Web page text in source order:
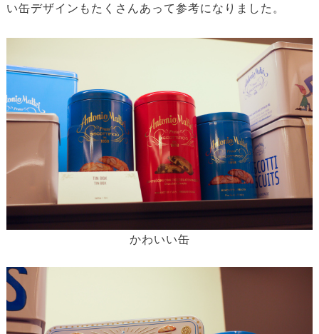
い缶デザインもたくさんあって参考になりました。
かわいい缶